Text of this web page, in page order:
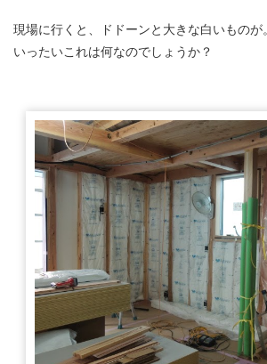
現場に行くと、ドドーンと大きな白いものが。
いったいこれは何なのでしょうか？